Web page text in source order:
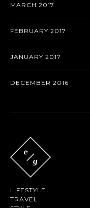
MARCH 2017
FEBRUARY 2017
JANUARY 2017
DECEMBER 2016
LIFESTYLE
TRAVEL